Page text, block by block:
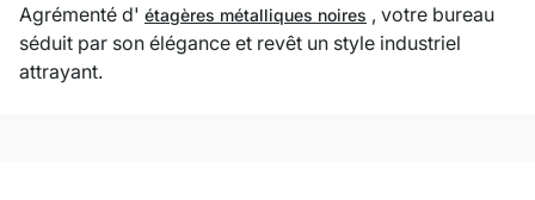
Agrémenté d' étagères métalliques noires , votre bureau
séduit par son élégance et revêt un style industriel
attrayant.